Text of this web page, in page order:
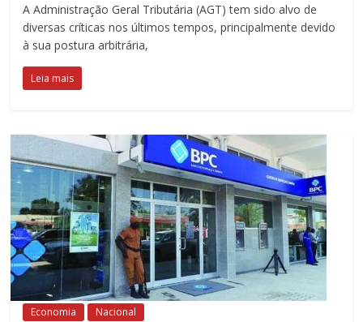
A Administração Geral Tributária (AGT) tem sido alvo de
diversas críticas nos últimos tempos, principalmente devido
à sua postura arbitrária,
Leia mais
Economia Nacional